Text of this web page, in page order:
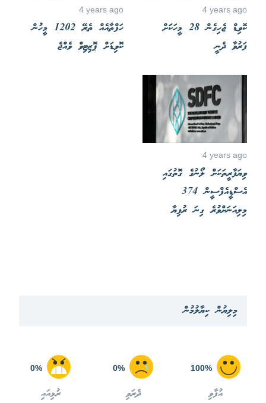
4 years ago
ކޮވިޑް ޖެހިގެން 28 މީހަކަަށް
ފަރުވާ ދެނީ
4 years ago
ހަފްތާއެއް ތެރޭ 1202 މީހުން
ކޮވިޑަށް ޕޮޒިޓިވް ވެއްޖެ
4 years ago
ވިޔަފާރީތަކަށް ލޯނުގެ ގޮތުގައި
އެސްޑީއެފްސީން 374
މިލިއަނަށްވުރެ ގިނަ ރުފިޔާ
މިލިޔުން ކިޔާލުމުން
100%
އުފާވި
0%
ދެރަވި
0%
ރުޅިއައި